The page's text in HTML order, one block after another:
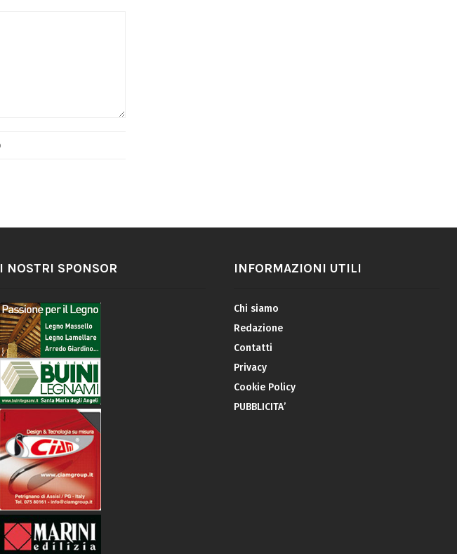
I NOSTRI SPONSOR INFORMAZIONI UTILI
Chi siamo
Redazione
Contatti
Privacy
Cookie Policy
PUBBLICITA’